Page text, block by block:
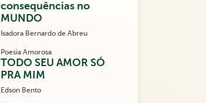
consequências no
MUNDO
Isadora Bernardo de Abreu
Poesia Amorosa
TODO SEU AMOR SÓ
PRA MIM
Edson Bento